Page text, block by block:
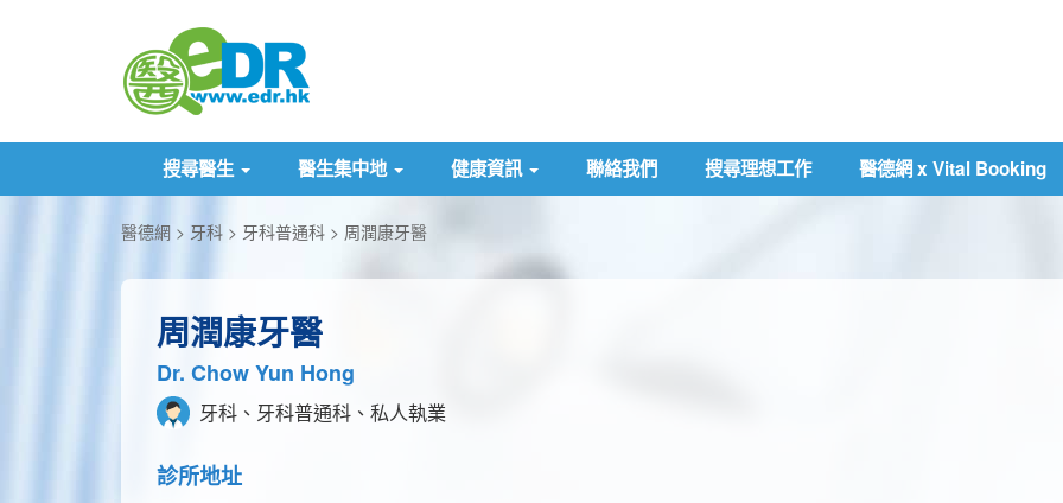
搜尋醫生 醫生集中地 健康資訊 聯絡我們 搜尋理想工作 醫德網 x Vital Booking
醫德網 牙科 牙科普通科 周潤康牙醫
周潤康牙醫
Dr. Chow Yun Hong
牙科、牙科普通科、私人執業
診所地址